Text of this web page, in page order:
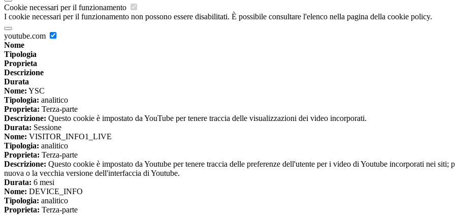
Cookie necessari per il funzionamento
I cookie necessari per il funzionamento non possono essere disabilitati. È possibile consultare l'elenco nella pagina della cookie policy.
youtube.com
Nome
Tipologia
Proprieta
Descrizione
Durata
Nome: YSC
Tipologia: analitico
Proprieta: Terza-parte
Descrizione: Questo cookie è impostato da YouTube per tenere traccia delle visualizzazioni dei video incorporati.
Durata: Sessione
Nome: VISITOR_INFO1_LIVE
Tipologia: analitico
Proprieta: Terza-parte
Descrizione: Questo cookie è impostato da Youtube per tenere traccia delle preferenze dell'utente per i video di Youtube incorporati nei
nuova o la vecchia versione dell'interfaccia di Youtube.
Durata: 6 mesi
Nome: DEVICE_INFO
Tipologia: analitico
Proprieta: Terza-parte